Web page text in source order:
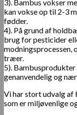
3). Bambus vokser
kan vokse op til 2-3
fødder.
4). På grund af
brug for pesticider
modningsprocessen,
træer.
5).
genanvendelig og
Vi har stort udvalg af
som er miljøvenlige